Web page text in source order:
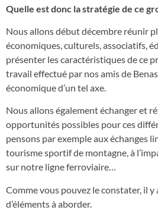
Quelle est donc la stratégie de ce
Nous allons début décembre réunir
économiques, culturels, associatifs,
présenter les caractéristiques de ce
travail effectué par nos amis de
économique d’un tel axe.
Nous allons également échanger et
opportunités possibles pour ces
pensons par exemple aux échanges
tourisme sportif de montagne, à
sur notre ligne ferroviaire…
Comme vous pouvez le constater, il
d’éléments à aborder.